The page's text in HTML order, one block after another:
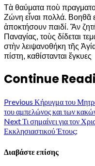
Τὰ θαύματα ποὺ
Ζώνη εἶναι πολλά. Βοηθᾶ
ἀποκτήσουν παιδί. Ἂν
Παναγίας, τοὺς δίδεται
στὴν λειψανοθήκη τῆς
πίστη, καθίστανται ἔγκυες
Continue
Previous Κήρυγμα του
του αμπελώνος και των
NextΤι σημαίνει για τον
Εκκλησιαστικού Έτους;
Διαβάστε επίσης